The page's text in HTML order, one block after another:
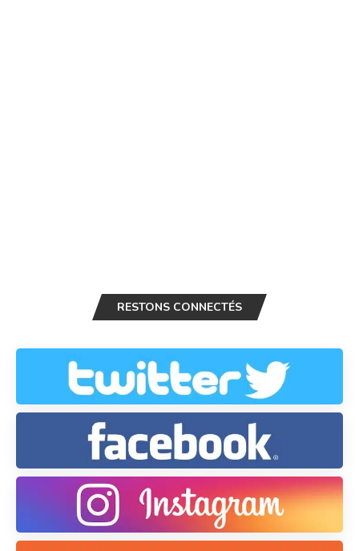
RESTONS CONNECTÉS